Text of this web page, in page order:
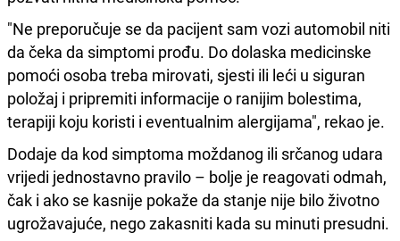
"Ne preporučuje se da pacijent sam vozi automobil niti
da čeka da simptomi prođu. Do dolaska medicinske
pomoći osoba treba mirovati, sjesti ili leći u siguran
položaj i pripremiti informacije o ranijim bolestima,
terapiji koju koristi i eventualnim alergijama", rekao je.
Dodaje da kod simptoma moždanog ili srčanog udara
vrijedi jednostavno pravilo – bolje je reagovati odmah,
čak i ako se kasnije pokaže da stanje nije bilo životno
ugrožavajuće, nego zakasniti kada su minuti presudni.